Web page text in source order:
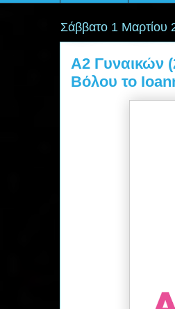
Σάββατο 1 Μαρτίου
Α2 Γυναικών
Βόλου το